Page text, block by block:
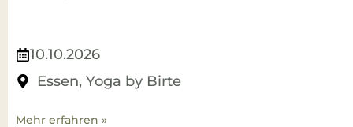
10.10.2026
Essen, Yoga by Birte
Mehr erfahren »